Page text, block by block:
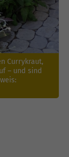
Currykraut,
– und sind